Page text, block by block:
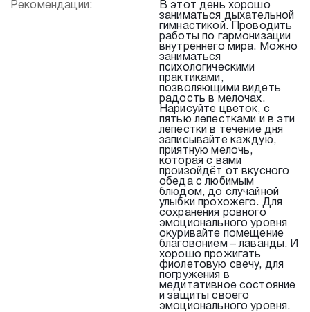
Рекомендации:
В этот день хорошо
заниматься дыхательной
гимнастикой. Проводить
работы по гармонизации
внутреннего мира. Можно
заниматься
психологическими
практиками,
позволяющими видеть
радость в мелочах.
Нарисуйте цветок, с
пятью лепестками и в эти
лепестки в течение дня
записывайте каждую,
приятную мелочь,
которая с вами
произойдёт от вкусного
обеда с любимым
блюдом, до случайной
улыбки прохожего. Для
сохранения ровного
эмоционального уровня
окуривайте помещение
благовонием – лаванды. И
хорошо прожигать
фиолетовую свечу, для
погружения в
медитативное состояние
и защиты своего
эмоционального уровня.